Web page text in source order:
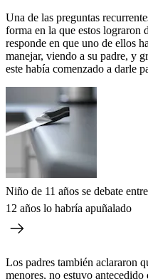
Una de las preguntas
forma en la que estos lograron
responde en que uno de ellos
manejar, viendo a su padre, y
este había comenzado a darle
Niño de 11 años se debate
12 años lo habría apuñalado
Los padres también aclararon
menores, no estuvo